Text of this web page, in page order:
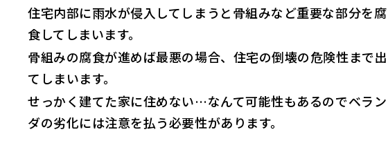
住宅内部に雨水が侵入してしまうと骨組みなど重要な部分を腐
食してしまいます。
骨組みの腐食が進めば最悪の場合、住宅の倒壊の危険性まで出
てしまいます。
せっかく建てた家に住めない…なんて可能性もあるのでベラン
ダの劣化には注意を払う必要性があります。